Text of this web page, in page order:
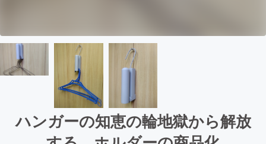
ハンガーの知恵の輪地獄から解放